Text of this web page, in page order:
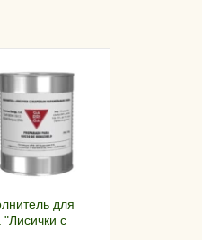
для
"Лисички с